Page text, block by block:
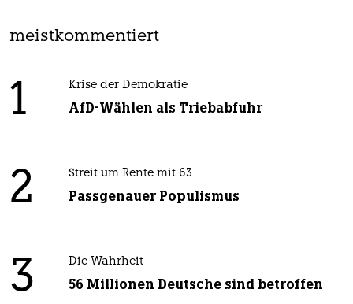
meistkommentiert
1 Krise der Demokratie
AfD-Wählen als Triebabfuhr
2 Streit um Rente mit 63
Passgenauer Populismus
3 Die Wahrheit
56 Millionen Deutsche sind betroffen